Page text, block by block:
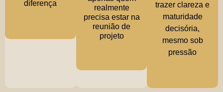
diferença
realmente
precisa estar na
reunião de
projeto
trazer clareza e
maturidade
decisória,
mesmo sob
pressão